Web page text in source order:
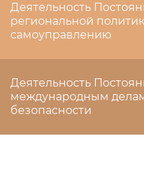
Деятельность
региональной
самоуправлению
Деятельность
международным
безопасности